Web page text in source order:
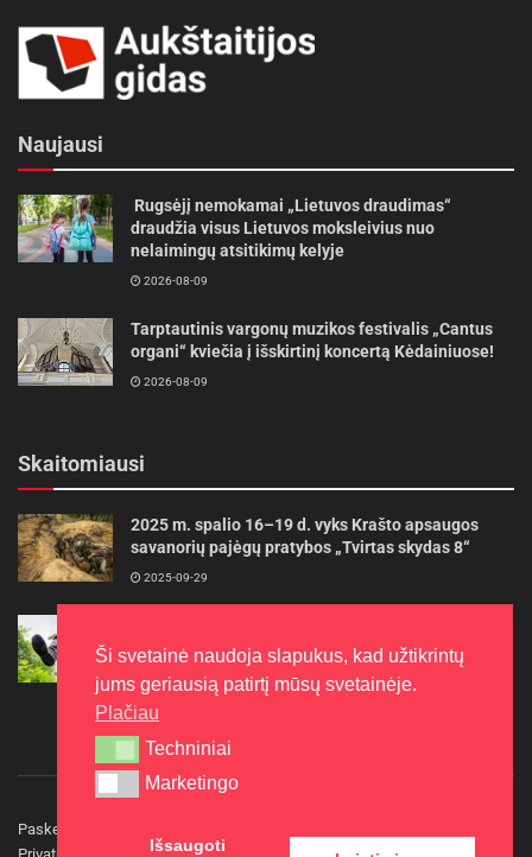
Naujausi
Rugsėjį nemokamai „Lietuvos draudimas“
draudžia visus Lietuvos moksleivius nuo
nelaimingų atsitikimų kelyje
2026-08-09
Tarptautinis vargonų muzikos festivalis „Cantus
organi“ kviečia į išskirtinį koncertą Kėdainiuose!
2026-08-09
Skaitomiausi
2025 m. spalio 16–19 d. vyks Krašto apsaugos
savanorių pajėgų pratybos „Tvirtas skydas 8“
2025-09-29
ilgiau
2022-06-27
Paskelbkite naujieną
Ši svetainė naudoja slapukus, kad užtikrintų
jums geriausią patirtį mūsų svetainėje.
Plačiau
Techniniai
Techniniai
Marketingo
Marketingo
Išsaugoti